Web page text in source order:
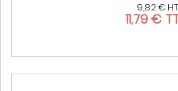
9,82 € HT
11,79 €